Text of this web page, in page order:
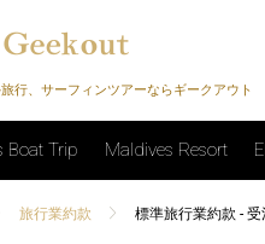
行、サーフィンツアーならギークアウト
Boat Trip Maldives Resort
旅行業約款 標準旅行業約款 -